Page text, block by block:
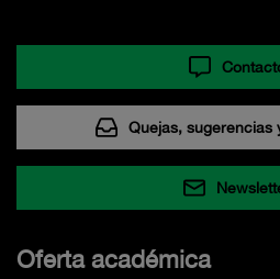
Quejas, sugerencias
Oferta académica